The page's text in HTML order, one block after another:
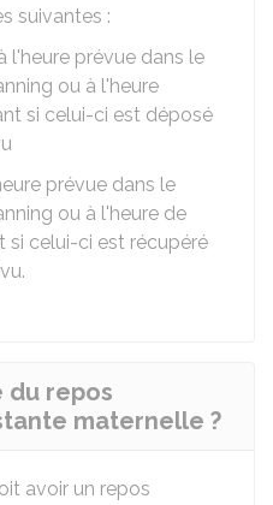
suivantes :
l'heure prévue dans le
ou à l'heure
si celui-ci est déposé
prévue dans le
ou à l'heure de
si celui-ci est récupéré
du repos
maternelle ?
avoir un repos